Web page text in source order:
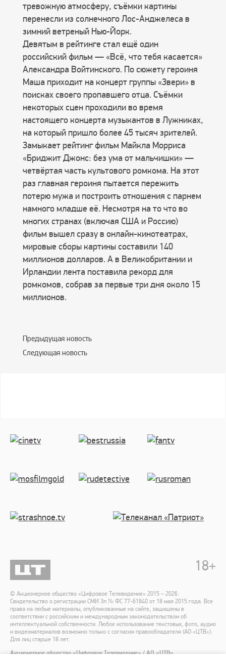
тревожную атмосферу, съёмки картины
перенесли из солнечного Лос-Анджелеса в
зимний ветреный Нью-Йорк.
Девятым в рейтинге стал ещё один
российский фильм — «Всё, что тебя касается»
Александра Войтинского. По сюжету героиня
Маша приходит на концерт группы «Звери» в
поисках своего пропавшего отца. Съёмки
некоторых сцен проходили во время
настоящего концерта музыкантов в Лужниках,
на который пришло более 45 тысяч зрителей.
Замыкает рейтинг фильм Майкла Морриса
«Бриджит Джонс: без ума от мальчишки» —
четвёртая часть культового ромкома. На этот
раз главная героиня пытается пережить
потерю мужа и построить отношения с парнем
намного младше её. Несмотря на то что во
многих странах (включая США и Россию)
фильм вышел сразу в онлайн-кинотеатрах,
мировые сборы картины составили 140
миллионов долларов. А в Великобритании и
Ирландии лента поставила рекорд для
ромкомов, собрав за первые три дня около 15
миллионов.
Предыдущая новость
Следующая новость
© Акционерное общество «Цифровое Телевидение» 2015 – 2026.
Свидетельство о регистрации СМИ Эл № ФС 77-61840 от 18 мая 2015 года. Все
права на любые материалы, опубликованные на сайте, защищены в
соответствии с российским и международным законодательством об
интеллектуальной собственности. Любое использование текстовых, фото, аудио
и видеоматериалов возможно только с согласия правообладателя (АО «ЦТВ»).
Для лиц старше 18 лет.
Акционерное общество «Цифровое Телевидение» / АО «ЦТВ»
18+